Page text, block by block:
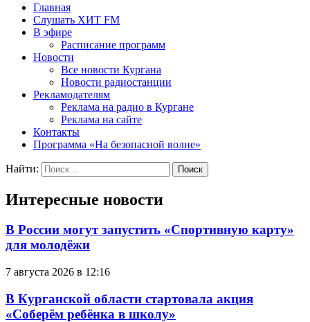
Главная
Слушать ХИТ FM
В эфире
Расписание программ
Новости
Все новости Кургана
Новости радиостанции
Рекламодателям
Реклама на радио в Кургане
Реклама на сайте
Контакты
Программа «На безопасной волне»
Найти:
Интересные новости
В России могут запустить «Спортивную карту»
для молодёжи
7 августа 2026 в 12:16
В Курганской области стартовала акция
«Соберём ребёнка в школу»